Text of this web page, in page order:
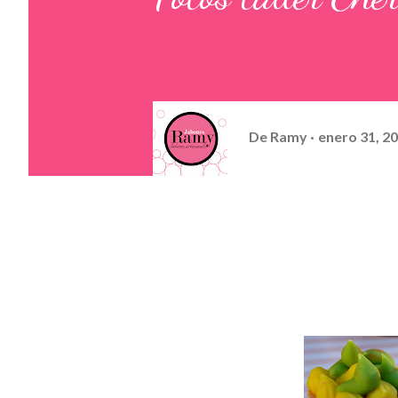
De Ramy enero 31,